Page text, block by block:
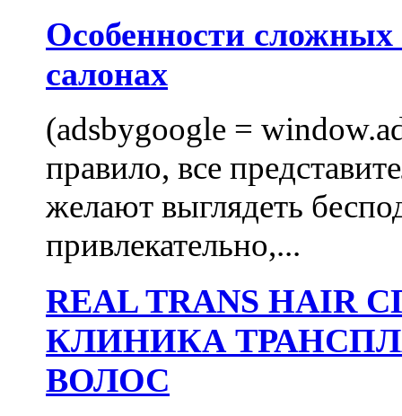
Особенности
салонах
(adsbygoogle =
правило, все
желают выглядеть
привлекательно,...
REAL TRANS
КЛИНИКА
ВОЛОС